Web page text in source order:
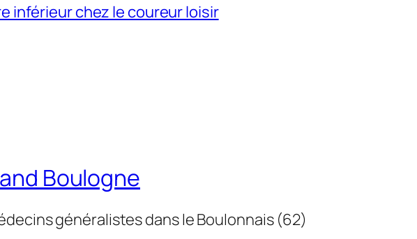
inférieur chez le coureur loisir
Boulogne
généralistes dans le Boulonnais (62)